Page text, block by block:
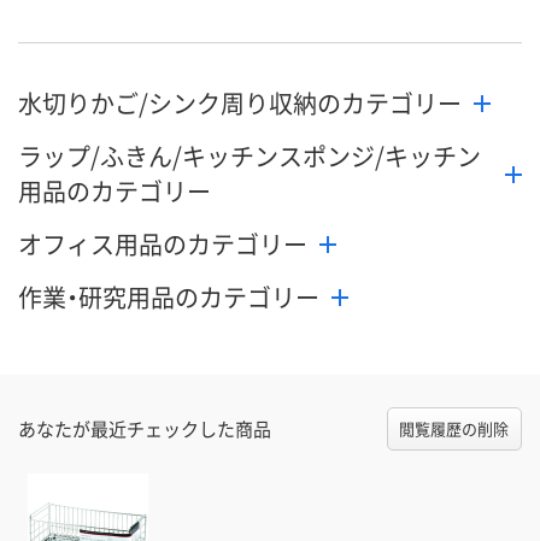
水切りかご/シンク周り収納のカテゴリー
ラップ/ふきん/キッチンスポンジ/キッチン
用品のカテゴリー
オフィス用品のカテゴリー
作業・研究用品のカテゴリー
あなたが最近チェックした商品 閲覧履歴の削除